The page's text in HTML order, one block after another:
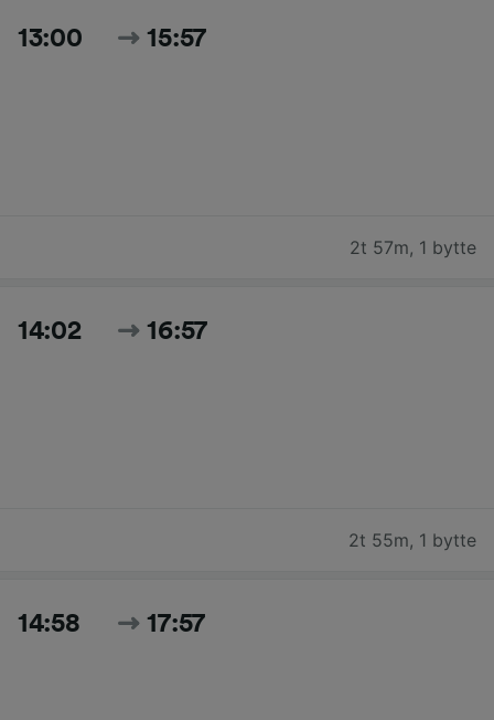
13:00 15:57
2t 57m, 1 bytte
14:02 16:57
2t 55m, 1 bytte
14:58 17:57